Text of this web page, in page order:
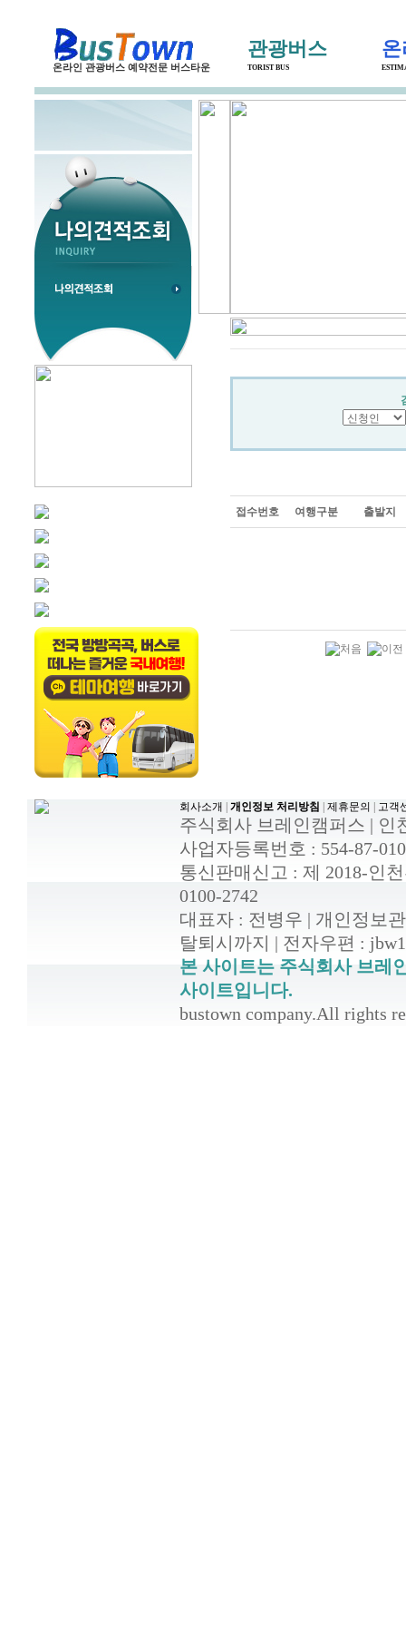
온라인 관광버스 예약전문 버스타운
관광버스
TORIST BUS
접수번호 여행구분 출발지
회사소개 개인정보 처리방침 제휴문의 고객
주식회사 브레인캠퍼스 | 인
사업자등록번호 : 554-87-
통신판매신고 : 제 2018-인
0100-2742
대표자 : 전병우 | 개인정보
탈퇴시까지 | 전자우편 :
본 사이트는 주식회사 브레
사이트입니다.
bustown company.All rights